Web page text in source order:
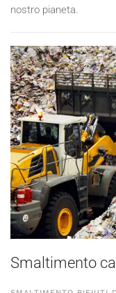
nostro pianeta.
Smaltimento